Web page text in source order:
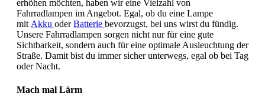
erhöhen möchten, haben wir eine Vielzahl von
Fahrradlampen im Angebot. Egal, ob du eine Lampe
mitAkku oderBatterie bevorzugst, bei uns wirst du fündig.
Unsere Fahrradlampen sorgen nicht nur für eine gute
Sichtbarkeit, sondern auch für eine optimale Ausleuchtung der
Straße. Damit bist du immer sicher unterwegs, egal ob bei Tag
oder Nacht.
Mach mal Lärm